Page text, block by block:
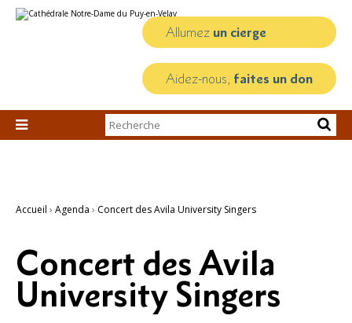
au
personnels
Allumez un cierge
Aidez-nous, faites un don

Chercher par
Recherche
Accueil › Agenda › Concert des Avila University Singers
Concert des Avila
University Singers